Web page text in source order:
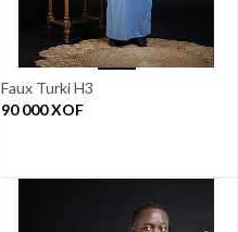
Faux Turki H3
90 000XOF